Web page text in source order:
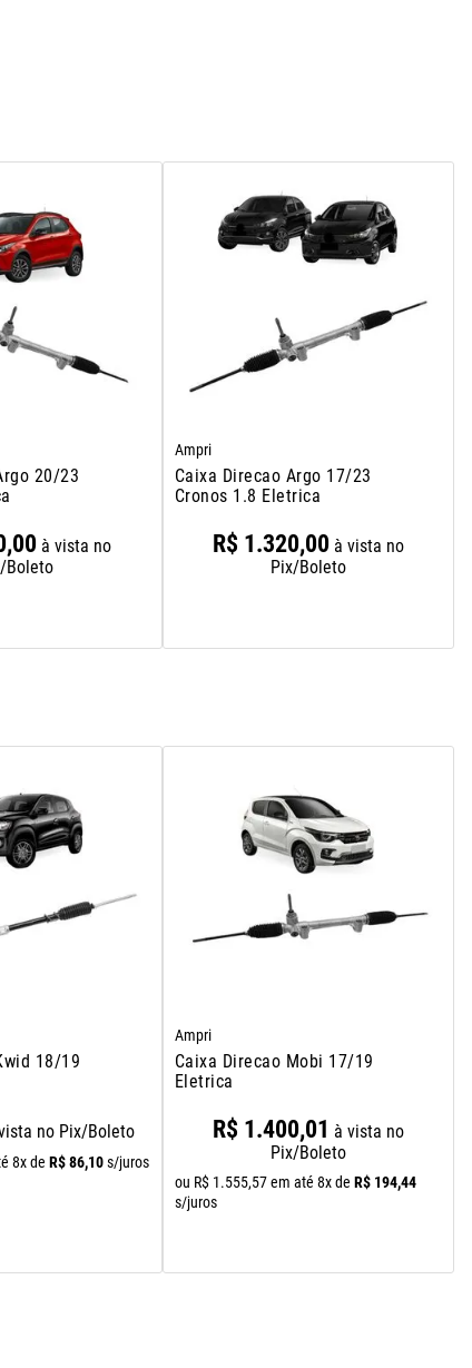
20/23
,00 à vista no
Boleto
Ampri
Caixa Direcao Argo 17/23
Cronos 1.8 Eletrica
R$ 1 .320,00à vista no
Pix/Boleto
18/19
no Pix/Boleto
8x de R$86,10s/juros
Ampri
Caixa Direcao Mobi 17/19
Eletrica
R$ 1.400,01 à vista no
Pix/Boleto
ou R$ 1.555,57 em até 8x de R$ 194,44
s/juros